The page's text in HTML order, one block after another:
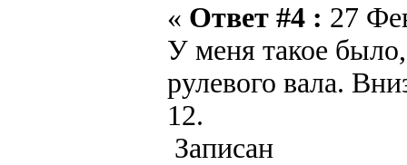
« Ответ #4 : 27
У меня такое
рулевого вала.
12.
Записан